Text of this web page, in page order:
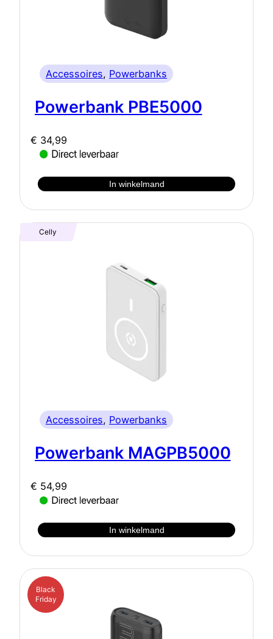
Accessoires, Powerbanks
Powerbank PBE5000
€ 34,99
In winkelmand
Celly
Accessoires, Powerbanks
Powerbank MAGPB5000
€ 54,99
In winkelmand
Black
Friday